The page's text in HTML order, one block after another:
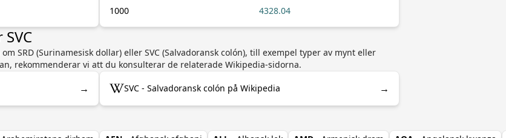
1000 4328.04
SRD (Surinamesisk dollar) eller SVC (Salvadoransk colón), till exempel typer av mynt eller
rekommenderar vi att du konsulterar de relaterade Wikipedia-sidorna.
→ SVC - Salvadoransk colón på Wikipedia →